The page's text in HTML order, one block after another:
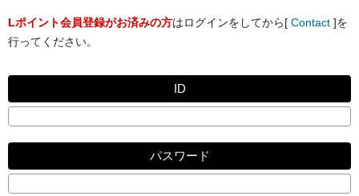
Lポイント会員登録がお済みの方はログインをしてから[ Contact ]を
行ってください。
ID
パスワード